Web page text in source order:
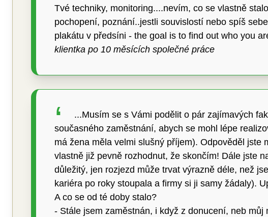
Tvé techniky, monitoring....nevím, co se vlastně
pochopení, poznání..jestli souvislostí nebo spíš
plakátu v předsíni - the goal is to find out who you
klientka po 10 měsících společné práce
...Musím se s Vámi podělit o pár zajímavých
současného zaměstnání, abych se mohl lépe
má žena měla velmi slušný příjem). Odpověděl jste
vlastně již pevně rozhodnut, že skončím! Dále jste
důležitý, jen rozjezd může trvat výrazně déle, než
kariéra po roky stoupala a firmy si ji samy žádaly).
A co se od té doby stalo?
- Stále jsem zaměstnán, i když z donucení, neb